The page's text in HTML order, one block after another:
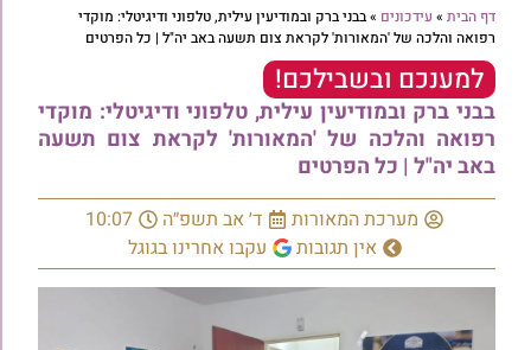
דף הבית » עידכונים »בבני ברק ובמודיעין עילית, טלפוני ודיגיטלי: מוקדי
רפואה והלכה של 'המאורות' לקראת צום תשעה באב יה"ל | כל הפרטים
למענכם ובשבילכם!
בבני ברק ובמודיעין עילית, טלפוני ודיגיטלי: מוקדי
רפואה והלכה של 'המאורות' לקראת צום תשעה
באב יה"ל | כל הפרטים
מערכת המאורות ד׳ אב תשפ״ה
10:07
אין תגובות
עקבו אחרינו בגוגל